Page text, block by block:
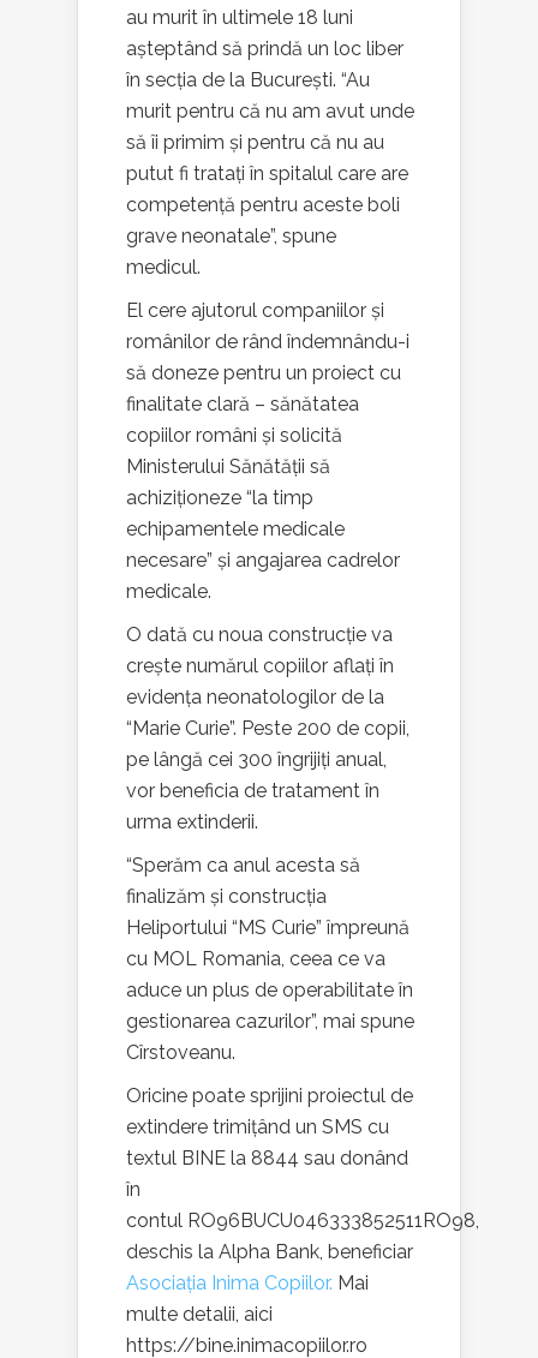
au murit în ultimele 18 luni
așteptând să prindă un loc liber
în secția de la București. “Au
murit pentru că nu am avut unde
să îi primim și pentru că nu au
putut fi tratați în spitalul care are
competență pentru aceste boli
grave neonatale”, spune
medicul.
El cere ajutorul companiilor și
românilor de rând îndemnându-i
să doneze pentru un proiect cu
finalitate clară – sănătatea
copiilor români și solicită
Ministerului Sănătății să
achiziționeze “la timp
echipamentele medicale
necesare” și angajarea cadrelor
medicale.
O dată cu noua construcție va
crește numărul copiilor aflați în
evidența neonatologilor de la
“Marie Curie”. Peste 200 de copii,
pe lângă cei 300 îngrijiți anual,
vor beneficia de tratament în
urma extinderii.
“Sperăm ca anul acesta să
finalizăm și construcția
Heliportului “MS Curie” împreună
cu MOL Romania, ceea ce va
aduce un plus de operabilitate în
gestionarea cazurilor”, mai spune
Cîrstoveanu.
Oricine poate sprijini proiectul de
extindere trimițând un SMS cu
textul BINE la 8844 sau donând
în
contul RO96BUCU046333852511RO98,
deschis la Alpha Bank, beneficiar
Asociația Inima Copiilor. Mai
multe detalii, aici
https://bine.inimacopiilor.ro